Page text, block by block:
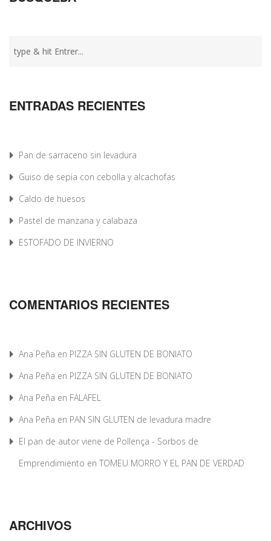
ENTRADAS RECIENTES
Pan de sarraceno sin levadura
Guiso de sepia con cebolla y alcachofas
Caldo de huesos
Pastel de manzana y calabaza
ESTOFADO DE INVIERNO
COMENTARIOS RECIENTES
Ana Peña en PIZZA SIN GLUTEN DE BONIATO
Ana Peña en PIZZA SIN GLUTEN DE BONIATO
Ana Peña en FALAFEL
Ana Peña en PAN SIN GLUTEN de levadura madre
El pan de autor viene de Pollença - Sorbos de
Emprendimiento en TOMEU MORRO Y EL PAN DE VERDAD
ARCHIVOS